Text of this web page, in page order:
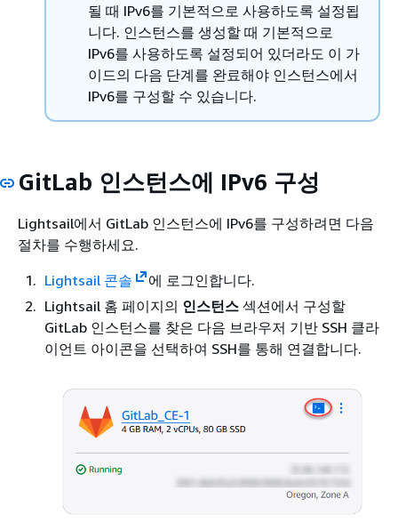
될 때 IPv6를 기본적으로 사용하도록 설정됩
니다. 인스턴스를 생성할 때 기본적으로
IPv6를 사용하도록 설정되어 있더라도 이 가
이드의 다음 단계를 완료해야 인스턴스에서
IPv6를 구성할 수 있습니다.
GitLab 인스턴스에 IPv6 구성
Lightsail에서 GitLab 인스턴스에 IPv6를 구성하려면 다음
절차를 수행하세요.
Lightsail 콘솔
에 로그인합니다.
Lightsail 홈 페이지의 인스턴스 섹션에서 구성할
GitLab 인스턴스를 찾은 다음 브라우저 기반 SSH 클라
이언트 아이콘을 선택하여 SSH를 통해 연결합니다.